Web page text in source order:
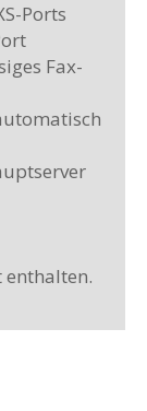
Ports
Fax-